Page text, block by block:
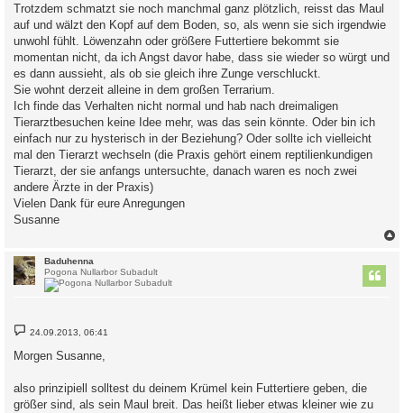
Trotzdem schmatzt sie noch manchmal ganz plötzlich, reisst das Maul
auf und wälzt den Kopf auf dem Boden, so, als wenn sie sich irgendwie
unwohl fühlt. Löwenzahn oder größere Futtertiere bekommt sie
momentan nicht, da ich Angst davor habe, dass sie wieder so würgt und
es dann aussieht, als ob sie gleich ihre Zunge verschluckt.
Sie wohnt derzeit alleine in dem großen Terrarium.
Ich finde das Verhalten nicht normal und hab nach dreimaligen
Tierarztbesuchen keine Idee mehr, was das sein könnte. Oder bin ich
einfach nur zu hysterisch in der Beziehung? Oder sollte ich vielleicht
mal den Tierarzt wechseln (die Praxis gehört einem reptilienkundigen
Tierarzt, der sie anfangs untersuchte, danach waren es noch zwei
andere Ärzte in der Praxis)
Vielen Dank für eure Anregungen
Susanne
Baduhenna
Pogona Nullarbor Subadult
B
e
t
g
24.09.2013, 06:41
Morgen Susanne,
also prinzipiell solltest du deinem Krümel kein Futtertiere geben, die
größer sind, als sein Maul breit. Das heißt lieber etwas kleiner wie zu